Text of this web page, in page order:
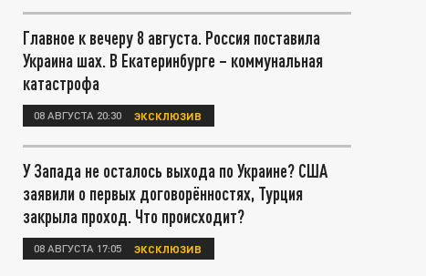
Главное к вечеру 8 августа. Россия поставила
Украина шах. В Екатеринбурге – коммунальная
катастрофа
08 АВГУСТА 20:30 ЭКСКЛЮЗИВ
У Запада не осталось выхода по Украине? США
заявили о первых договорённостях, Турция
закрыла проход. Что происходит?
08 АВГУСТА 17:05 ЭКСКЛЮЗИВ